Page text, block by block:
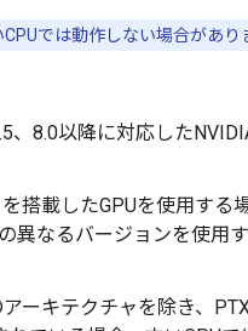
では動作しない場合があり
、8.0以降に対応した
搭載したGPUを使用する
異なるバージョンを使用
ーキテクチャを除き、